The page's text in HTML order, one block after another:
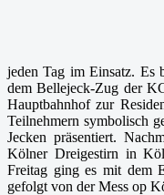
jeden Tag im Einsatz. Es
dem Bellejeck-Zug der
Hauptbahnhof zur
Teilnehmern symbolisch
Jecken präsentiert.
Kölner Dreigestirn in
Freitag ging es mit dem
gefolgt von der Mess op